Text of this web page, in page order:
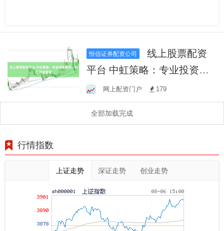
恒信证券配资公司
线上股票配资
平台 中虹策略：专业投资顾
问，助您财富增值
网上配资门户 179
全部加载完成
行情指数
上证走势 深证走势 创业走势